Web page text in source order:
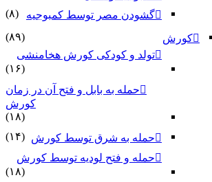
گشودن مصر توسط کمبوجیه
(۸)
کورش
(۸۹)
تولد و کودکی کورش هخامنشی
(۱۶)
حمله به بابل و فتح آن در زمان
کورش
(۱۸)
حمله به شرق توسط کورش (۱۴)
حمله و فتح لودیه توسط کورش
(۱۸)